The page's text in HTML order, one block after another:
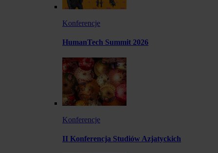
Konferencje
HumanTech Summit 2026
Konferencje
II Konferencja Studiów Azjatyckich